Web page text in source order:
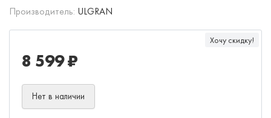
Производитель: ULGRAN
Хочу скидку!
8 599 ₽
Нет в наличии